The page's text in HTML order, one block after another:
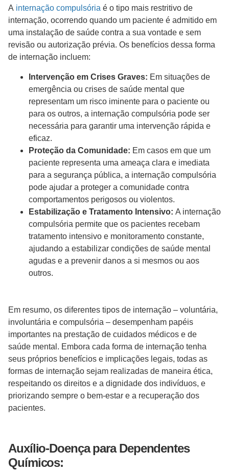
A internação compulsória é o tipo mais restritivo de
internação, ocorrendo quando um paciente é admitido em
uma instalação de saúde contra a sua vontade e sem
revisão ou autorização prévia. Os benefícios dessa forma
de internação incluem:
Intervenção em Crises Graves: Em situações de
emergência ou crises de saúde mental que
representam um risco iminente para o paciente ou
para os outros, a internação compulsória pode ser
necessária para garantir uma intervenção rápida e
eficaz.
Proteção da Comunidade: Em casos em que um
paciente representa uma ameaça clara e imediata
para a segurança pública, a internação compulsória
pode ajudar a proteger a comunidade contra
comportamentos perigosos ou violentos.
Estabilização e Tratamento Intensivo: A internação
compulsória permite que os pacientes recebam
tratamento intensivo e monitoramento constante,
ajudando a estabilizar condições de saúde mental
agudas e a prevenir danos a si mesmos ou aos
outros.
Em resumo, os diferentes tipos de internação – voluntária,
involuntária e compulsória – desempenham papéis
importantes na prestação de cuidados médicos e de
saúde mental. Embora cada forma de internação tenha
seus próprios benefícios e implicações legais, todas as
formas de internação sejam realizadas de maneira ética,
respeitando os direitos e a dignidade dos indivíduos, e
priorizando sempre o bem-estar e a recuperação dos
pacientes.
Auxílio-Doença para Dependentes
Químicos: